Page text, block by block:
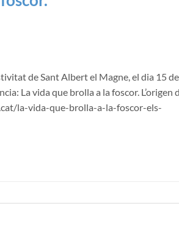
de Sant Albert el Magne, el dia 15 de
La vida que brolla a la foscor. L’origen
la-vida-que-brolla-a-la-foscor-els-